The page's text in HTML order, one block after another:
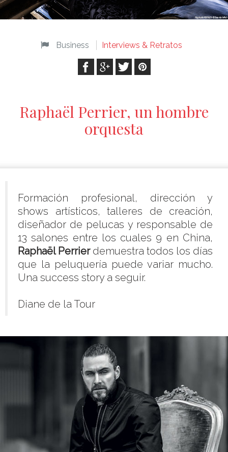
Business Interviews & Retratos
Raphaël Perrier, un hombre
orquesta
Formación profesional, dirección y
shows artísticos, talleres de creación,
diseñador de pelucas y responsable de
13 salones entre los cuales 9 en China,
Raphaël Perrierdemuestra todos los días
que la peluquería puede variar mucho.
Una success story a seguir.
Diane de la Tour